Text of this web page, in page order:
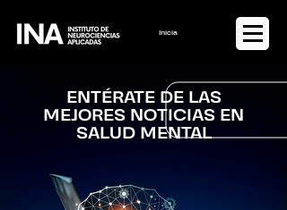
Iniciar sesión
ENTÉRATE DE LAS
MEJORES NOTICIAS EN
SALUD MENTAL